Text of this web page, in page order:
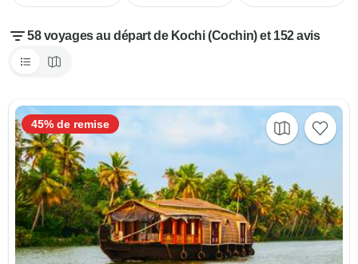
58 voyages au départ de Kochi (Cochin) et 152 avis
45% de remise